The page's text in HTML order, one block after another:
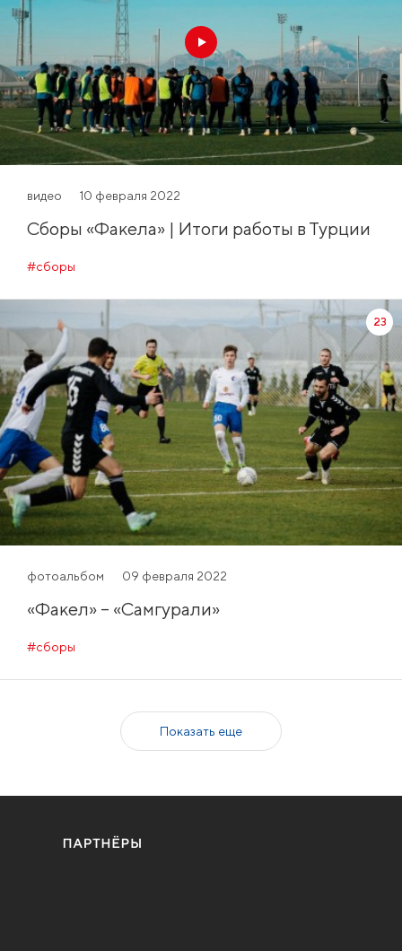
видео 10 февраля 2022
Сборы «Факела» | Итоги работы в Турции
#сборы
23
фотоальбом 09 февраля 2022
«Факел» – «Самгурали»
#сборы
Показать еще